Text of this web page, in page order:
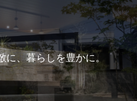
に、暮らしを豊かに。